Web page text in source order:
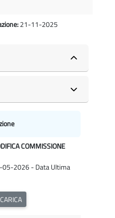
21-11-2025
COMMISSIONE
05-2026 - Data Ultima